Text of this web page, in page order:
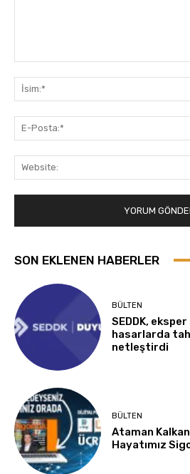
SON EKLENEN HABERLER
BÜLTEN
SEDDK,
hasarlarda
netleştirdi
BÜLTEN
Ataman
Hayatımız